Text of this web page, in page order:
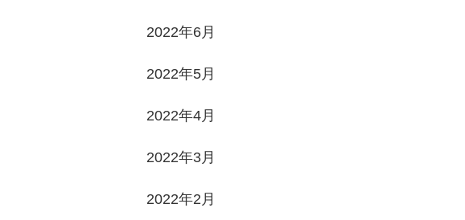
2022年6月
2022年5月
2022年4月
2022年3月
2022年2月